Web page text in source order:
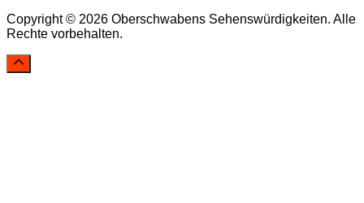
Copyright © 2026 Oberschwabens Sehenswürdigkeiten. Alle
Rechte vorbehalten.